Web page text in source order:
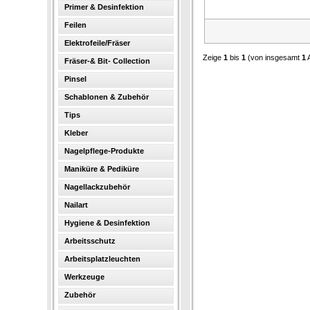
Primer & Desinfektion
Feilen
Elektrofeile/Fräser
Fräser-& Bit- Collection
Pinsel
Schablonen & Zubehör
Tips
Kleber
Nagelpflege-Produkte
Maniküre & Pediküre
Nagellackzubehör
Nailart
Hygiene & Desinfektion
Arbeitsschutz
Arbeitsplatzleuchten
Werkzeuge
Zubehör
Zeige 1bis 1(von insgesamt 1